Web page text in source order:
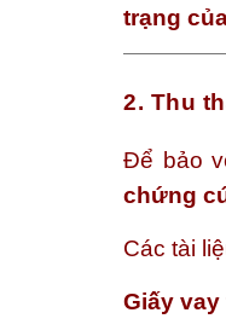
trạng
2. Thu
Để bảo
chứng
Các tài
Giấy